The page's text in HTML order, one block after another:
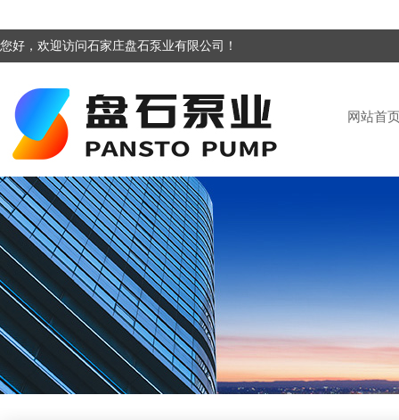
您好，欢迎访问石家庄盘石泵业有限公司！
网站首